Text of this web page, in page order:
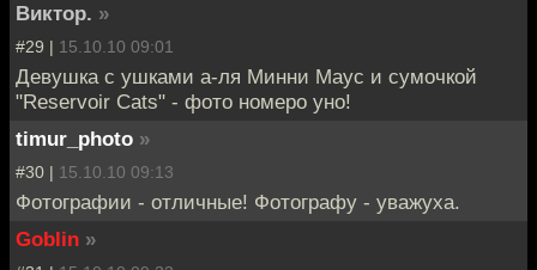
Виктор. »
#29 | 15.10.10 09:01
Девушка с ушками а-ля Минни Маус и сумочкой
"Reservoir Cats" - фото номеро уно!
timur_photo »
#30 | 15.10.10 09:13
Фотографии - отличные! Фотографу - уважуха.
Goblin »